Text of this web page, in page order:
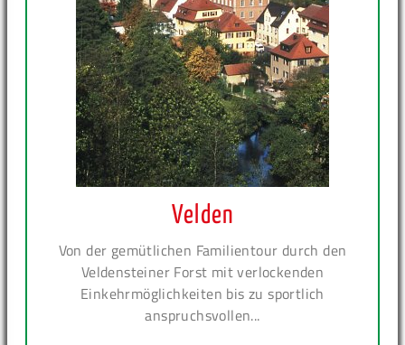
Velden
Von der gemütlichen Familientour durch den
Veldensteiner Forst mit verlockenden
Einkehrmöglichkeiten bis zu sportlich
anspruchsvollen...